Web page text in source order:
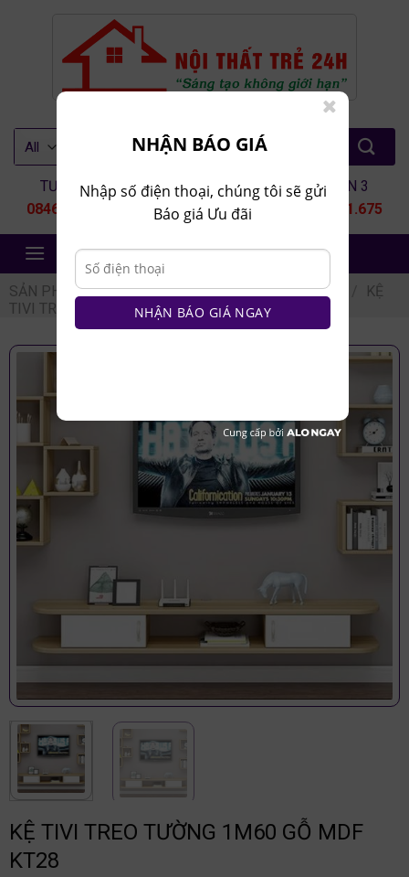
TƯ VẤN 1
0846.80.9999
TƯ VẤN 2
0935.435.286
TƯ VẤN 3
0964.651.675
NỘI THẤT TRẺ 24H
SẢN PHẨM / NỘI THẤT PHÒNG KHÁCH / KỆ TIVI
KỆ
TIVI TREO TƯỜNG
KỆ TIVI TREO TƯỜNG 1M60 GỖ MDF
KT28
NHẬN BÁO GIÁ
Nhập số điện thoại, chúng tôi sẽ gửi
Báo giá Ưu đãi
NHẬN BÁO GIÁ NGAY